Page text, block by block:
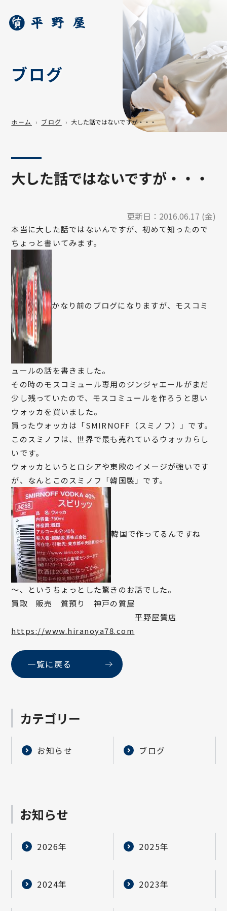
ブログ
ホーム ブログ 大した話ではないですが・・・
大した話ではないですが・・・
更新日： 2016.06.17 (金)
本当に大した話ではないんですが、初めて知ったので
ちょっと書いてみます。
かなり前のブログになりますが、モスコミ
ュールの話を書きました。
その時のモスコミュール専用のジンジャエールがまだ
少し残っていたので、モスコミュールを作ろうと思い
ウォッカを買いました。
買ったウォッカは「SMIRNOFF（スミノフ）」です。
このスミノフは、世界で最も売れているウォッカらし
いです。
ウォッカというとロシアや東欧のイメージが強いです
が、なんとこのスミノフ「韓国製」です。
韓国で作ってるんですね
～、というちょっとした驚きのお話でした。
買取 販売 質預り 神戸の質屋
平野屋質店
https://www.hiranoya78.com
一覧に戻る
カテゴリー
お知らせ ブログ
お知らせ
2026年 2025年
2024年 2023年